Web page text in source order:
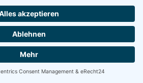
Daten erfolgt auf
Abs. 1 lit. b DSGVO, sofern
Erfüllung eines Vertrags
zur Durchführung
erforderlich ist. In
beruht die Verarbeitung auf
Interesse an der effektiven